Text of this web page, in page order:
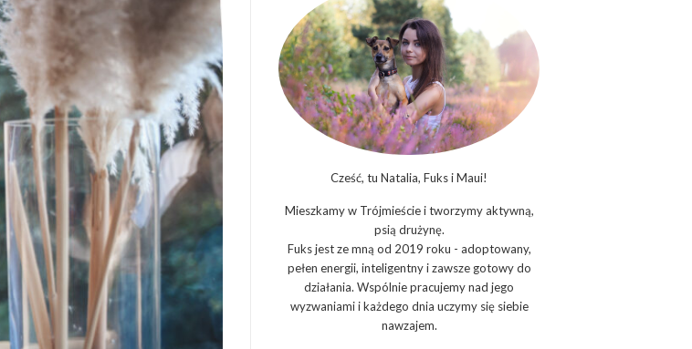
Cześć, tu Natalia, Fuks i Maui!
Mieszkamy w Trójmieście i tworzymy aktywną,
psią drużynę.
Fuks jest ze mną od 2019 roku - adoptowany,
pełen energii, inteligentny i zawsze gotowy do
działania. Wspólnie pracujemy nad jego
wyzwaniami i każdego dnia uczymy się siebie
nawzajem.